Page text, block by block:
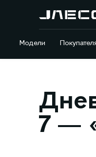
Модели
7 —